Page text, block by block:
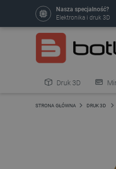
Nasza specjalność?
Elektronika i druk 3D
Druk 3D
Pozostałe
STRONA GŁÓWNA DRUK 3D